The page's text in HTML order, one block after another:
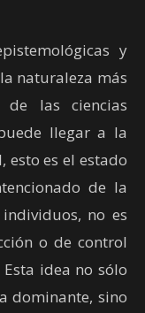
y
naturaleza más
las ciencias
llegar a la
esto es el estado
de la
no es
o de control
idea no sólo
dominante, sino